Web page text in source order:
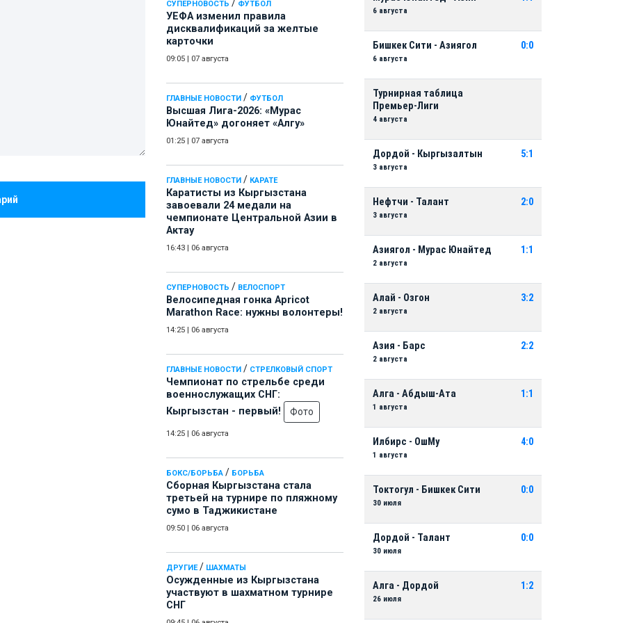
СУПЕРНОВОСТЬ / ФУТБОЛ
УЕФА изменил правила
дисквалификаций за желтые
карточки
09:05 07 августа
ГЛАВНЫЕ НОВОСТИ / ФУТБОЛ
Высшая Лига-2026: «Мурас
Юнайтед» догоняет «Алгу»
01:25 07 августа
ГЛАВНЫЕ НОВОСТИ / КАРАТЕ
Каратисты из Кыргызстана
завоевали 24 медали на
чемпионате Центральной Азии в
Актау
16:43 06 августа
СУПЕРНОВОСТЬ / ВЕЛОСПОРТ
Велосипедная гонка Apricot
Marathon Race: нужны волонтеры!
14:25 06 августа
ГЛАВНЫЕ НОВОСТИ / СТРЕЛКОВЫЙ СПОРТ
Чемпионат по стрельбе среди
военнослужащих СНГ:
Кыргызстан - первый!
Фото
14:25 06 августа
БОКС/БОРЬБА / БОРЬБА
Сборная Кыргызстана стала
третьей на турнире по пляжному
сумо в Таджикистане
09:50 06 августа
ДРУГИЕ/ ШАХМАТЫ
Осужденные из Кыргызстана
участвуют в шахматном турнире
СНГ
6 августа
Бишкек Сити - Азиягол
6 августа
0:0
Турнирная таблица
Премьер-Лиги
4 августа
Дордой - Кыргызалтын
3 августа
5:1
Нефтчи - Талант
3 августа
2:0
Азиягол - Мурас Юнайтед
2 августа
1:1
Алай - Озгон
2 августа
3:2
Азия - Барс
2 августа
2:2
Алга - Абдыш-Ата
1 августа
1:1
Илбирс - ОшМу
1 августа
4:0
Токтогул - Бишкек Сити
30 июля
0:0
Дордой - Талант
30 июля
0:0
Алга - Дордой
26 июля
1:2